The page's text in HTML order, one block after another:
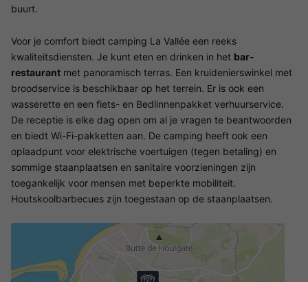
buurt.
Voor je comfort biedt camping La Vallée een reeks
kwaliteitsdiensten. Je kunt eten en drinken in het bar-
restaurant met panoramisch terras. Een kruidenierswinkel met
broodservice is beschikbaar op het terrein. Er is ook een
wasserette en een fiets- en Bedlinnenpakket verhuurservice.
De receptie is elke dag open om al je vragen te beantwoorden
en biedt Wi-Fi-pakketten aan. De camping heeft ook een
oplaadpunt voor elektrische voertuigen (tegen betaling) en
sommige staanplaatsen en sanitaire voorzieningen zijn
toegankelijk voor mensen met beperkte mobiliteit.
Houtskoolbarbecues zijn toegestaan op de staanplaatsen.